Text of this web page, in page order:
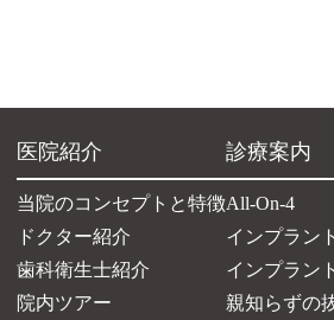
医院紹介
当院のコンセプトと特徴
ドクター紹介
歯科衛生士紹介
院内ツアー
診療案内
All-On-4
インプラント
インプラン
親知らずの